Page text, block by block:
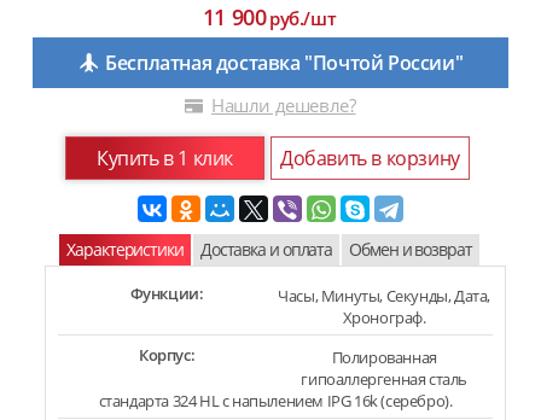
11 900руб./шт
Бесплатная доставка "Почтой России"
Нашли дешевле?
Купить в 1 клик Добавить в корзину
Характеристики Доставка и оплата Обмен и возврат
Функции:
Часы, Минуты, Секунды, Дата,
Хронограф.
Корпус:
Полированная
гипоаллергенная сталь
стандарта 324 HL с напылением IPG 16k (серебро).